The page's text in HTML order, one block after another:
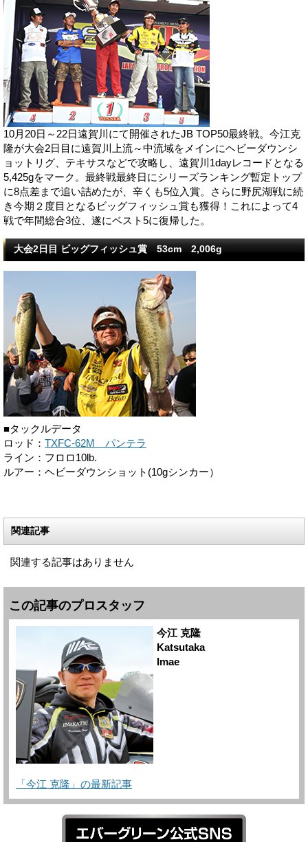
10月20日～22日遠賀川にて開催されたJB TOP50最終戦。今江克
隆が大会2日目に遠賀川上流～中流域をメインにヘビーダウンシ
ョットリグ、テキサスなどで攻略し、遠賀川1dayレコードとなる
5,425gをマーク。最終戦最終日にシリーズランキング暫定トップ
に8点差まで追い詰めたが、辛くも5位入賞。さらに野尻湖戦に続
き今期２度目となるビッグフィッシュ賞も獲得！これによって4
戦で年間総合3位、遂にベスト5に復帰した。
大会2日目 ビッグフィッシュ賞 53cm 2,006g
■タックルデータ
ロッド： TXFC-62M パンテラ
ライン：フロロ10lb.
ルアー：ヘビーダウンショット(10gシンカー）
関連記事
関連する記事はありません
この記事のプロスタッフ
今江 克隆
Katsutaka
Imae
「今江 克隆」の最新記事